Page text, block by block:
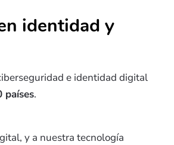
identidad y
e identidad digital
países.
y a nuestra tecnología